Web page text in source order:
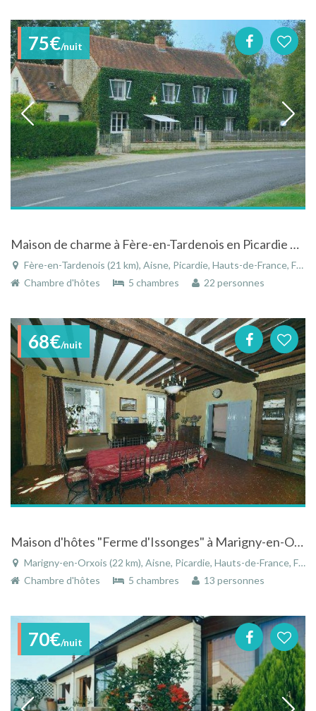
75€/nuit
Maison de charme à Fère-en-Tardenois en Picardie près de la Champagne avec piscine chauffée
Fère-en-Tardenois (21 km), Aisne, Picardie, Hauts-de-France, France
Chambre d'hôtes
5 chambres 22 personnes
68€/nuit
Maison d'hôtes "Ferme d'Issonges" à Marigny-en-Orxois sur la route du champagne
Marigny-en-Orxois (22 km), Aisne, Picardie, Hauts-de-France, France
Chambre d'hôtes
5 chambres 13 personnes
70€/nuit